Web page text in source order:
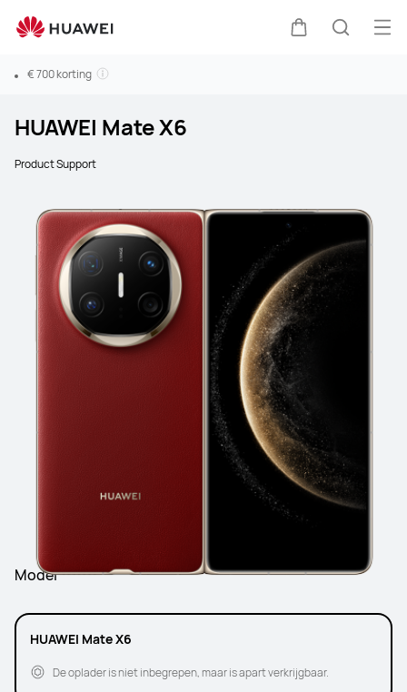
€ 700 korting
HUAWEI Mate X6
Product Support
Model
HUAWEI Mate X6
De oplader is niet inbegrepen, maar is apart verkrijgbaar.